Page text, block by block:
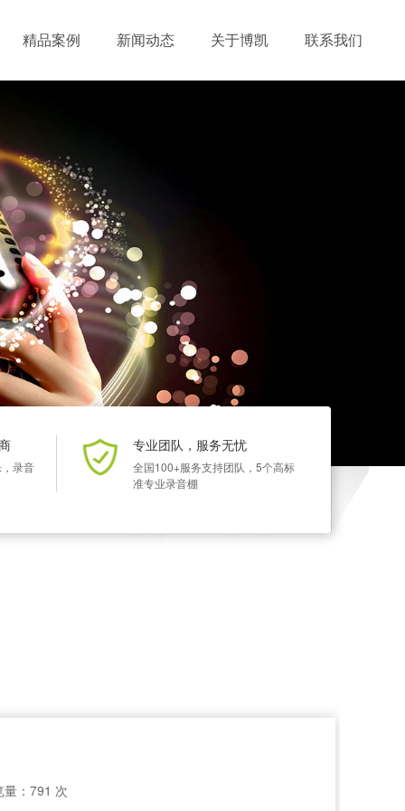
精品案例 新闻动态 关于博凯 联系我们
录音
专业团队，服务无忧
全国100+服务支持团队，5个高标
准专业录音棚
量：791 次